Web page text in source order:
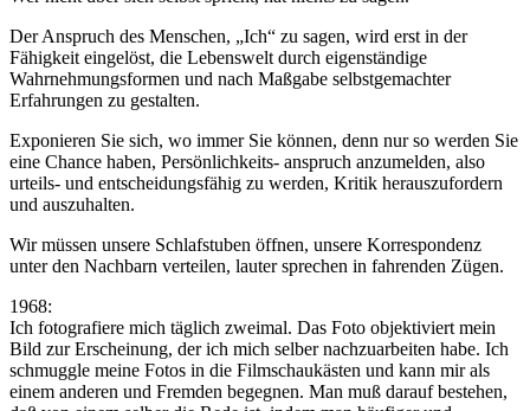
Der Anspruch des Menschen, „Ich“ zu sagen, wird erst in der
Fähigkeit eingelöst, die Lebenswelt durch eigenständige
Wahrnehmungsformen und nach Maßgabe selbstgemachter
Erfahrungen zu gestalten.
Exponieren Sie sich, wo immer Sie können, denn nur so werden Sie
eine Chance haben, Persönlichkeits- anspruch anzumelden, also
urteils- und entscheidungsfähig zu werden, Kritik herauszufordern
und auszuhalten.
Wir müssen unsere Schlafstuben öffnen, unsere Korrespondenz
unter den Nachbarn verteilen, lauter sprechen in fahrenden Zügen.
1968:
Ich fotografiere mich täglich zweimal. Das Foto objektiviert mein
Bild zur Erscheinung, der ich mich selber nachzuarbeiten habe. Ich
schmuggle meine Fotos in die Filmschaukästen und kann mir als
einem anderen und Fremden begegnen. Man muß darauf bestehen,